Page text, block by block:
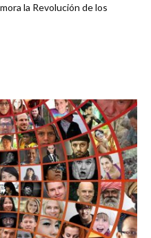
la Revolución de los